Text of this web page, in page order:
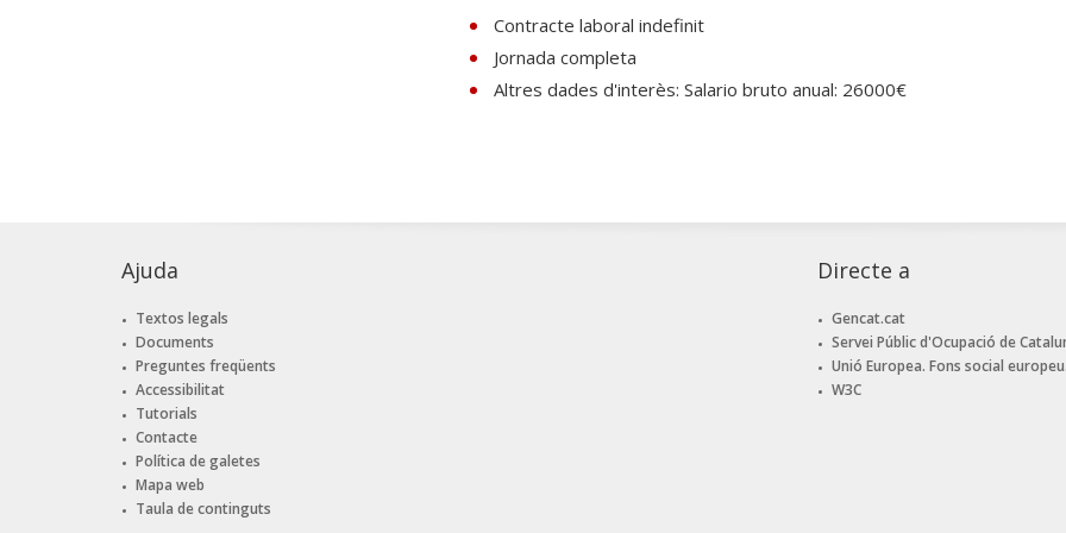
Contracte laboral indefinit
Jornada completa
Altres dades d'interès: Salario bruto anual: 26000€
Ajuda
Textos legals
Documents
Preguntes freqüents
Accessibilitat
Tutorials
Contacte
Política de galetes
Mapa web
Taula de continguts
Directe a
Gencat.cat
Servei Públic d'Ocupació de
Unió Europea. Fons social europeu.
W3C